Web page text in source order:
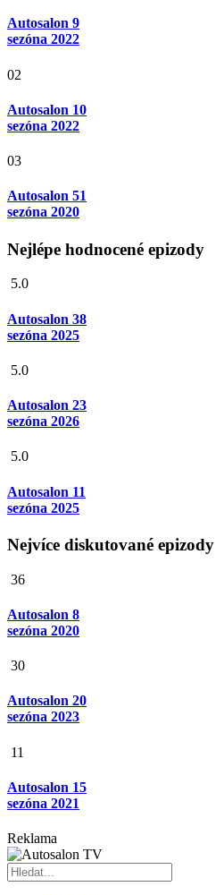
Autosalon 9
sezóna 2022
02
Autosalon 10
sezóna 2022
03
Autosalon 51
sezóna 2020
Nejlépe hodnocené epizody
5.0
Autosalon 38
sezóna 2025
5.0
Autosalon 23
sezóna 2026
5.0
Autosalon 11
sezóna 2025
Nejvíce diskutované epizody
36
Autosalon 8
sezóna 2020
30
Autosalon 20
sezóna 2023
11
Autosalon 15
sezóna 2021
Reklama